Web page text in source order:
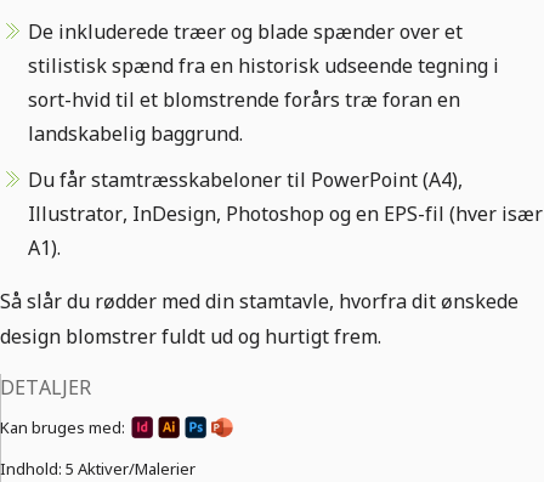
De inkluderede træer og blade spænder over et
stilistisk spænd fra en historisk udseende tegning i
sort-hvid til et blomstrende forårs træ foran en
landskabelig baggrund.
Du får stamtræsskabeloner til PowerPoint (A4),
Illustrator, InDesign, Photoshop og en EPS-fil (hver især
A1).
Så slår du rødder med din stamtavle, hvorfra dit ønskede
design blomstrer fuldt ud og hurtigt frem.
DETALJER
Kan bruges med:
Indhold: 5 Aktiver/Malerier